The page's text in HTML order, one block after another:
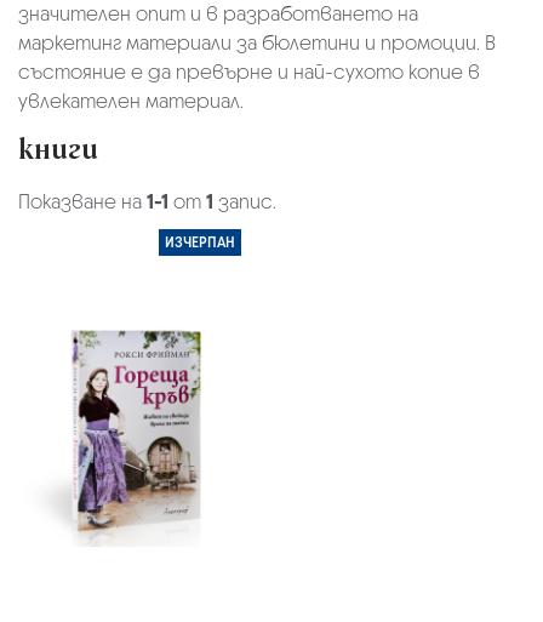
значителен опит и в разработването на
маркетинг материали за бюлетини и промоции. В
състояние е да превърне и най-сухото копие в
увлекателен материал.
книги
Показване на1-1 от1 запис.
ИЗЧЕРПАН